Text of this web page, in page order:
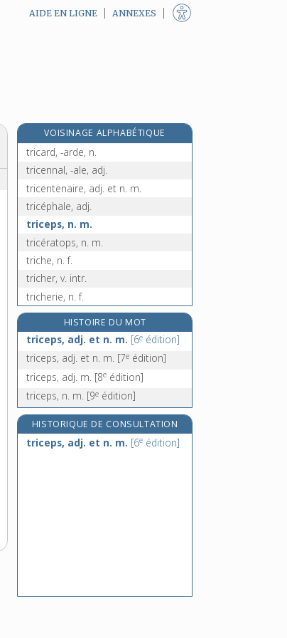
AIDE EN LIGNE ANNEXES
VOISINAGE ALPHABÉTIQUE
tricalcique, adj.
tricard, -arde, n.
tricennal, -ale, adj.
tricentenaire, adj. et n. m.
tricéphale, adj.
triceps, n. m.
tricératops, n. m.
triche, n. f.
tricher, v. intr.
tricherie, n. f.
tricheur, -euse, n.
trichiasis, n. m.
trichinose, n. f.
trichloréthylène, n. m.
HISTOIRE DU MOT
triceps, adj. et n. m. [6e édition]
triceps, adj. et n. m. [7e édition]
triceps, adj. m. [8e édition]
triceps, n. m. [9e édition]
HISTORIQUE DE CONSULTATION
triceps, adj. et n. m. [6e édition]